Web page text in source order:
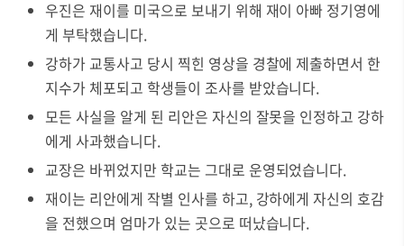
우진은 재이를 미국으로 보내기 위해 재이 아빠 정기영에
게 부탁했습니다.
강하가 교통사고 당시 찍힌 영상을 경찰에 제출하면서 한
지수가 체포되고 학생들이 조사를 받았습니다.
모든 사실을 알게 된 리안은 자신의 잘못을 인정하고 강하
에게 사과했습니다.
교장은 바뀌었지만 학교는 그대로 운영되었습니다.
재이는 리안에게 작별 인사를 하고, 강하에게 자신의 호감
을 전했으며 엄마가 있는 곳으로 떠났습니다.